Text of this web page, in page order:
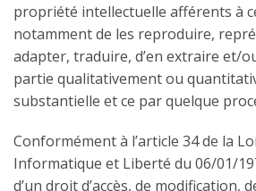
propriété intellectuelle afférents à
notamment de les reproduire,
adapter, traduire, d’en extraire et/
partie qualitativement ou
substantielle et ce par quelque
Conformément à l’article 34 de la
Informatique et Liberté du 06/01/
d’un droit d’accès, de modification,